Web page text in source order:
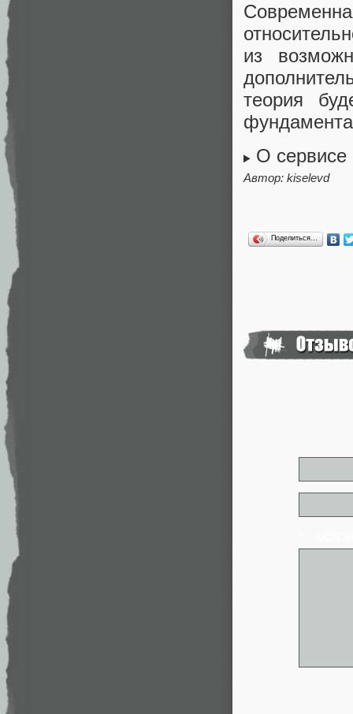
из
теория
О
Автор: kiselevd
Поделиться…